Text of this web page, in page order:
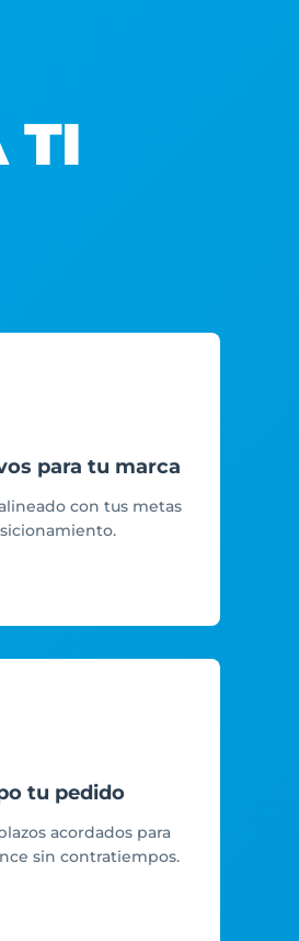
TI
para tu marca
con tus metas
tu pedido
acordados para
sin contratiempos.